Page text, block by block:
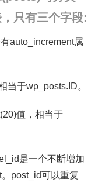
只有三个字段:
auto_increment属
当于wp_posts.ID。
值，相当于
是一个不断增加
post_id可以重复